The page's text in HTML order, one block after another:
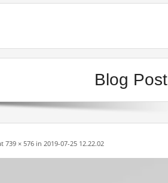
Blog
739 × 576 in 2019-07-25 12.22.02